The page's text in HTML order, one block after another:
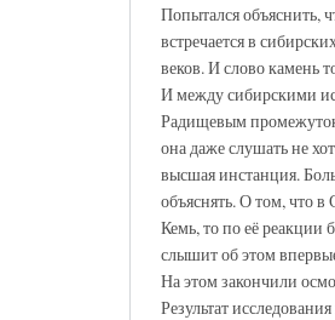
Попытался объяснить,
встречается в
веков. И слово камень
И между сибирскими
Радищевым
она даже слушать не
высшая инстанция.
объяснять. О том, что в
Кемь, то по её реакции
слышит об этом
На этом закончили
Результат